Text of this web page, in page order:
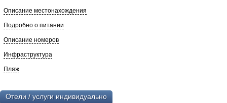
Описание местонахождения
Подробно о питании
Описание номеров
Инфраструктура
Пляж
Отели / услуги индивидуально